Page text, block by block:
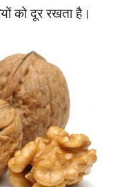
को दूर रखता है।